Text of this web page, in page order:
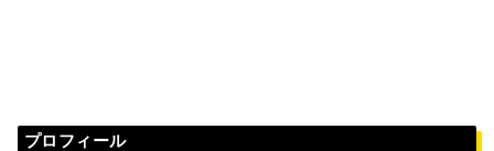
プロフィール